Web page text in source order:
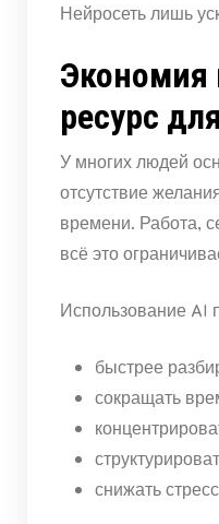
Нейросеть лишь
Экономия
ресурс
У многих людей
отсутствие
времени. Работа,
всё это
Использование AI
быстрее
сокращать
снижать